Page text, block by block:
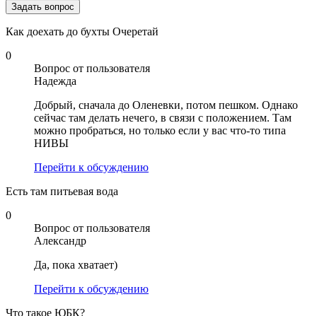
Задать вопрос
Как доехать до бухты Очеретай
0
Вопрос от пользователя
Надежда
Добрый, сначала до Оленевки, потом пешком. Однако
сейчас там делать нечего, в связи с положением. Там
можно пробраться, но только если у вас что-то типа
НИВЫ
Перейти к обсуждению
Есть там питьевая вода
0
Вопрос от пользователя
Александр
Да, пока хватает)
Перейти к обсуждению
Что такое ЮБК?